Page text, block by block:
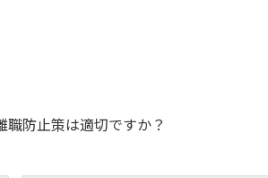
防止策は適切ですか？